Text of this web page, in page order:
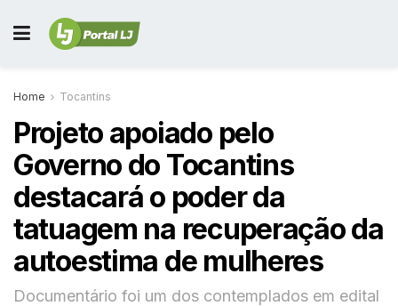
Home Tocantins
Projeto apoiado pelo
Governo do Tocantins
destacará o poder da
tatuagem na recuperação da
autoestima de mulheres
Documentário foi um dos contemplados em edital